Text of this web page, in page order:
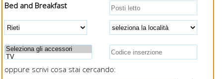
Bed and Breakfast
oppure scrivi cosa stai cercando: